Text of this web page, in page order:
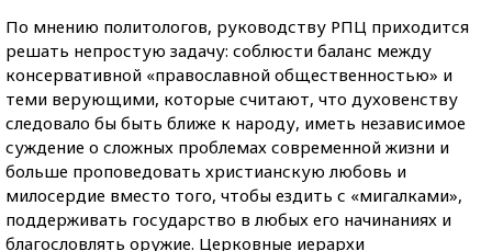
По мнению политологов, руководству РПЦ приходится
решать непростую задачу: соблюсти баланс между
консервативной «православной общественностью» и
теми верующими, которые считают, что духовенству
следовало бы быть ближе к народу, иметь независимое
суждение о сложных проблемах современной жизни и
больше проповедовать христианскую любовь и
милосердие вместо того, чтобы ездить с «мигалками»,
поддерживать государство в любых его начинаниях и
благословлять оружие. Церковные иерархи